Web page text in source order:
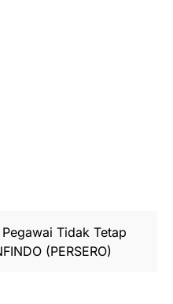
Tidak Tetap
(PERSERO)